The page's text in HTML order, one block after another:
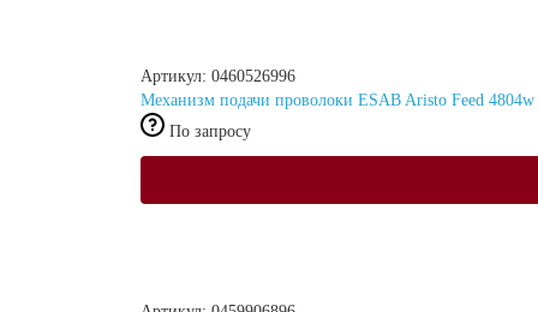
Артикул: 0460526996
Механизм подачи проволоки ESAB Aristo Feed 4804w
По запросу